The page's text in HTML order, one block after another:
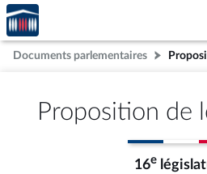
Aller au contenu
Aller en bas de la page
Accèder
à la
page
d'accueil
Documents parlementaires
Proposition de
16e